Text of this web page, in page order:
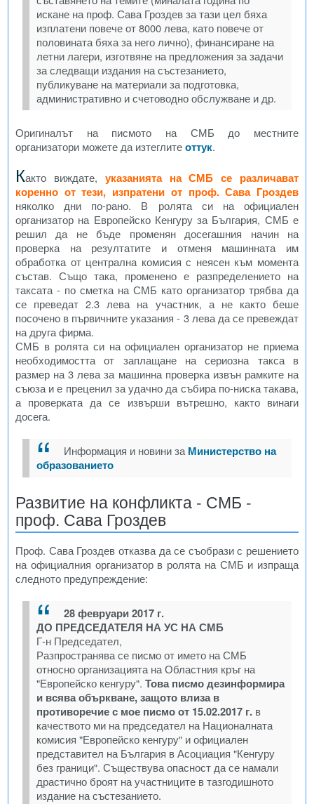
искане на проф. Сава Гроздев за тази цел бяха
изплатени повече от 8000 лева, като повече от
половината бяха за него лично), финансиране на
летни лагери, изготвяне на предложения за задачи
за следващи издания на състезанието,
публикуване на материали за подготовка,
административно и счетоводно обслужване и др.
Оригиналът на писмото на СМБ до местните
организатори можете да изтеглитеоттук.
Както виждате, указанията на СМБ се различават
коренно от тези, изпратени от проф. Сава Гроздев
няколко дни по-рано. В ролята си на официален
организатор на Европейско Кенгуру за България, СМБ е
решил да не бъде променян досегашния начин на
проверка на резултатите и отменя машинната им
обработка от централна комисия с неясен към момента
състав. Също така, променено е разпределението на
таксата - по сметка на СМБ като организатор трябва да
се преведат 2.3 лева на участник, а не както беше
посочено в първичните указания - 3 лева да се превеждат
на друга фирма.
СМБ в ролята си на официален организатор не приема
необходимостта от заплащане на сериозна такса в
размер на 3 лева за машинна проверка извън рамките на
съюза и е преценил за удачно да събира по-ниска такава,
а проверката да се извърши вътрешно, както винаги
досега.
Информация и новини заМинистерство на
образованието
Развитие на конфликта - СМБ -
проф. Сава Гроздев
Проф. Сава Гроздев отказва да се съобрази с решението
на официалния организатор в ролята на СМБ и изпраща
следното предупреждение:
28 февруари 2017 г.
ДО ПРЕДСЕДАТЕЛЯ НА УС НА СМБ
Г-н Председател,
Разпространява се писмо от името на СМБ
относно организацията на Областния кръг на
"Европейско кенгуру". Това писмо дезинформира
и всява объркване, защото влиза в
противоречие с мое писмо от 15.02.2017 г. в
качеството ми на председател на Националната
комисия "Европейско кенгуру" и официален
представител на България в Асоциация "Кенгуру
без граници". Съществува опасност да се намали
драстично броят на участниците в тазгодишното
издание на състезанието.